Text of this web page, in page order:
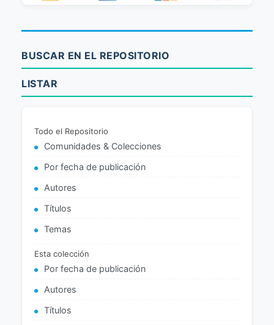
BUSCAR EN EL REPOSITORIO
LISTAR
Todo el Repositorio
Comunidades & Colecciones
Por fecha de publicación
Autores
Títulos
Temas
Esta colección
Por fecha de publicación
Autores
Títulos